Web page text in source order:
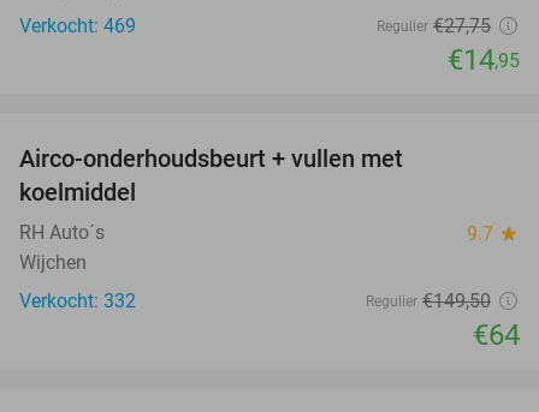
Verkocht: 469
Regulier €27,75
€14,95
Airco-onderhoudsbeurt + vullen met
koelmiddel
RH Auto´s 9.7 star
Wijchen
Verkocht: 332
Regulier €149,50
€64